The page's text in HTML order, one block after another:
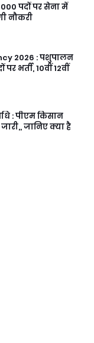
पदों पर सेना में
नौकरी
2026 : पशुपालन
भर्ती, 10वीं 12वीं
: पीएम किसान
जानिए क्या है